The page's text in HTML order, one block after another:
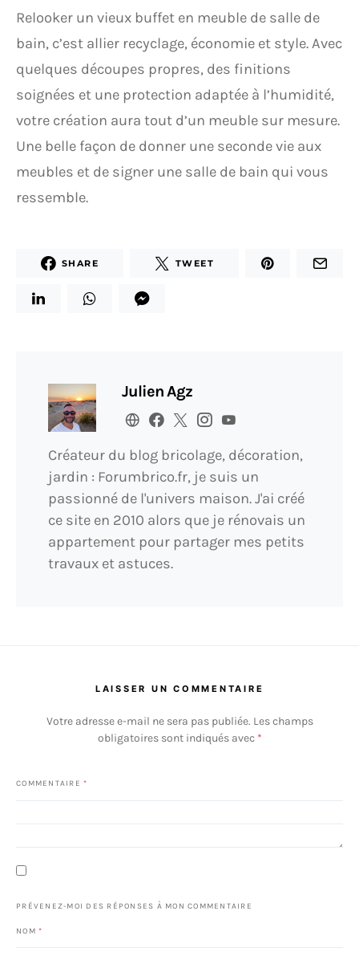
Relooker un vieux buffet en meuble de salle de
bain, c’est allier recyclage, économie et style. Avec
quelques découpes propres, des finitions
soignées et une protection adaptée à l’humidité,
votre création aura tout d’un meuble sur mesure.
Une belle façon de donner une seconde vie aux
meubles et de signer une salle de bain qui vous
ressemble.
SHARE TWEET
Julien Agz
Créateur du blog bricolage, décoration,
jardin : Forumbrico.fr, je suis un
passionné de l'univers maison. J'ai créé
ce site en 2010 alors que je rénovais un
appartement pour partager mes petits
travaux et astuces.
LAISSER UN COMMENTAIRE
Votre adresse e-mail ne sera pas publiée. Les champs
obligatoires sont indiqués avec *
COMMENTAIRE *
PRÉVENEZ-MOI DES RÉPONSES À MON COMMENTAIRE
NOM *